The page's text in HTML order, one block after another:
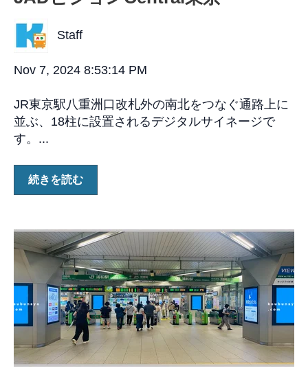
Staff
Nov 7, 2024 8:53:14 PM
JR東京駅八重洲口改札外の南北をつなぐ通路上に
並ぶ、18柱に設置されるデジタルサイネージで
す。...
続きを読む